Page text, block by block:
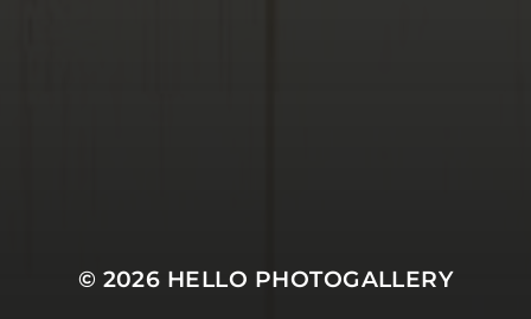
© 2026 HELLO PHOTOGALLERY